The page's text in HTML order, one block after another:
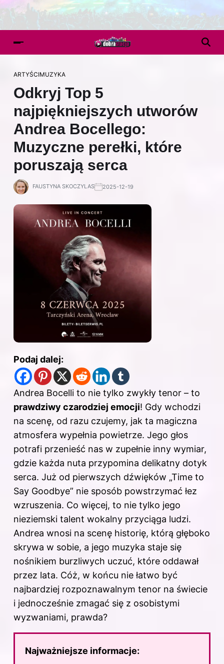
ARTYŚCIMUZYKA
Odkryj Top 5
najpiękniejszych utworów
Andrea Bocellego:
Muzyczne perełki, które
poruszają serca
FAUSTYNA SKOCZYLAS 2025-12-19
Podaj dalej:
Andrea Bocelli to nie tylko zwykły tenor – to
prawdziwy czarodziej emocji! Gdy wchodzi
na scenę, od razu czujemy, jak ta magiczna
atmosfera wypełnia powietrze. Jego głos
potrafi przenieść nas w zupełnie inny wymiar,
gdzie każda nuta przypomina delikatny dotyk
serca. Już od pierwszych dźwięków „Time to
Say Goodbye” nie sposób powstrzymać łez
wzruszenia. Co więcej, to nie tylko jego
nieziemski talent wokalny przyciąga ludzi.
Andrea wnosi na scenę historię, którą głęboko
skrywa w sobie, a jego muzyka staje się
nośnikiem burzliwych uczuć, które oddawał
przez lata. Cóż, w końcu nie łatwo być
najbardziej rozpoznawalnym tenor na świecie
i jednocześnie zmagać się z osobistymi
wyzwaniami, prawda?
Najważniejsze informacje: